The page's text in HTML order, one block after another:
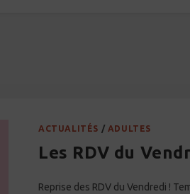
ACTUALITÉS / ADULTES
Les RDV du
Reprise des RDV du Vendredi !